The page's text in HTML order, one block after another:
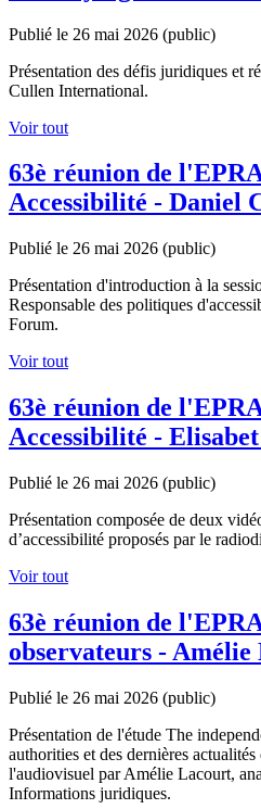
Publié le 26 mai 2026 (public)
Présentation des défis juridiques et
Cullen International.
Voir tout
63è réunion de
Accessibilité - Daniel
Publié le 26 mai 2026 (public)
Présentation d'introduction à la
Responsable des politiques
Forum.
Voir tout
63è réunion de
Accessibilité -
Publié le 26 mai 2026 (public)
Présentation composée de deux
d’accessibilité proposés par le
Voir tout
63è réunion de
observateurs -
Publié le 26 mai 2026 (public)
Présentation de l'étude The
authorities et des dernières
l'audiovisuel par Amélie Lacourt,
Informations juridiques.